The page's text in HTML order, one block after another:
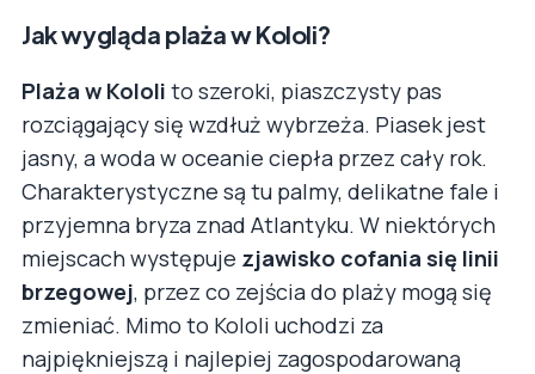
Jak wygląda plaża w Kololi?
Plaża w Kololi to szeroki, piaszczysty pas
rozciągający się wzdłuż wybrzeża. Piasek jest
jasny, a woda w oceanie ciepła przez cały rok.
Charakterystyczne są tu palmy, delikatne fale i
przyjemna bryza znad Atlantyku. W niektórych
miejscach występuje zjawisko cofania się linii
brzegowej, przez co zejścia do plaży mogą się
zmieniać. Mimo to Kololi uchodzi za
najpiękniejszą i najlepiej zagospodarowaną